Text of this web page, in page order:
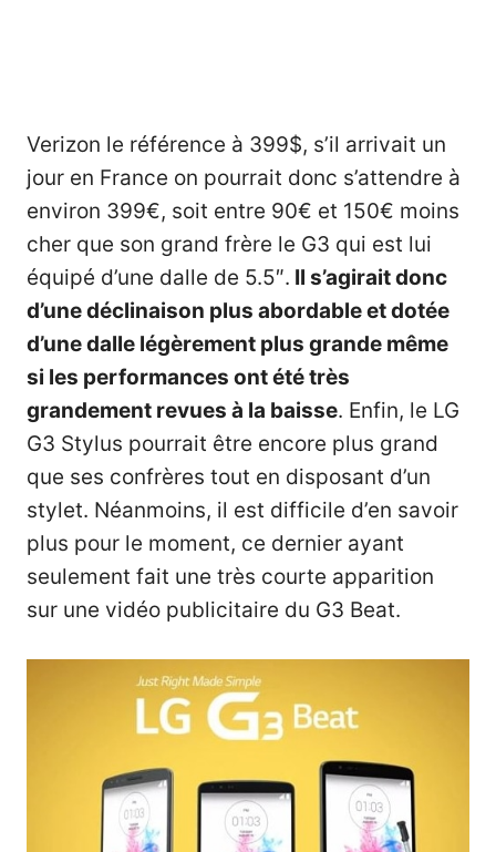
Verizon le référence à 399$, s’il arrivait un
jour en France on pourrait donc s’attendre à
environ 399€, soit entre 90€ et 150€ moins
cher que son grand frère le G3 qui est lui
équipé d’une dalle de 5.5″. Il s’agirait donc
d’une déclinaison plus abordable et dotée
d’une dalle légèrement plus grande même
si les performances ont été très
grandement revues à la baisse. Enfin, le LG
G3 Stylus pourrait être encore plus grand
que ses confrères tout en disposant d’un
stylet. Néanmoins, il est difficile d’en savoir
plus pour le moment, ce dernier ayant
seulement fait une très courte apparition
sur une vidéo publicitaire du G3 Beat.